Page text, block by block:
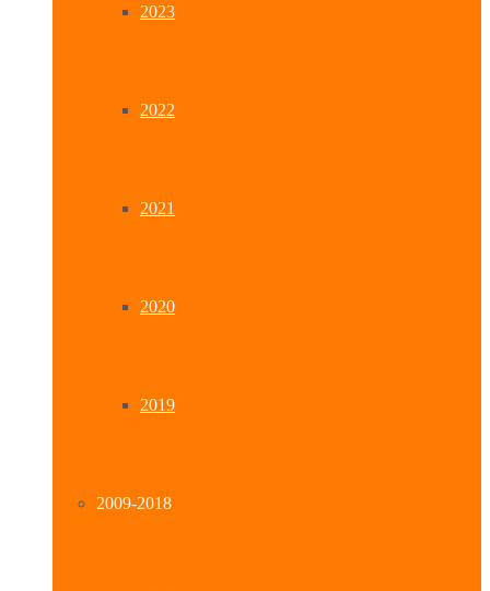
2023
2022
2021
2020
2019
2009-2018